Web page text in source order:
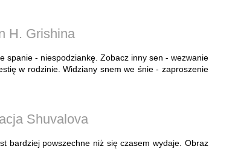
H. Grishina
spanie - niespodziankę. Zobacz inny sen - wezwanie
w rodzinie. Widziany snem we śnie - zaproszenie
Shuvalova
bardziej powszechne niż się czasem wydaje. Obraz